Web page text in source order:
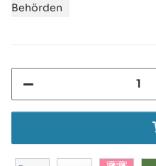
Behörden